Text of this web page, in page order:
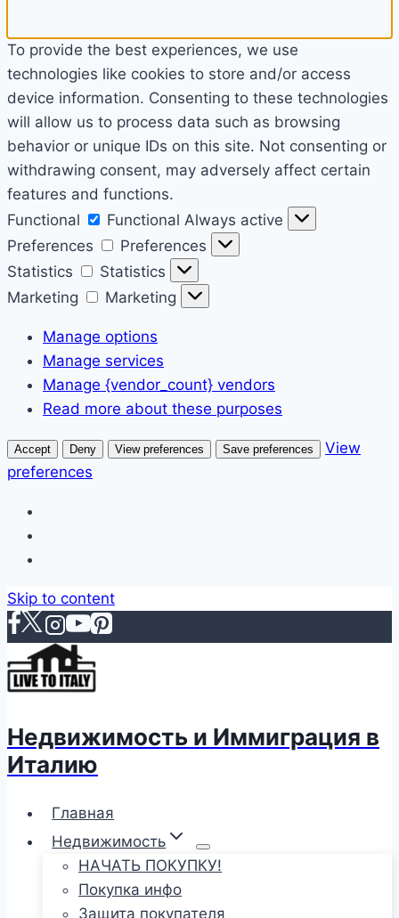
To provide the best experiences, we use
technologies like cookies to store and/or access
device information. Consenting to these technologies
will allow us to process data such as browsing
behavior or unique IDs on this site. Not consenting or
withdrawing consent, may adversely affect certain
features and functions.
Functional
Functional Always active
Preferences
Preferences
Statistics
Statistics
Marketing
Marketing
Manage options
Manage services
Manage {vendor_count} vendors
Read more about these purposes
Accept Deny View preferences Save preferences
View
preferences
Skip to content
Недвижимость и Иммиграция в
Италию
Главная
Недвижимость
НАЧАТЬ ПОКУПКУ!
Покупка инфо
Защита покупателя